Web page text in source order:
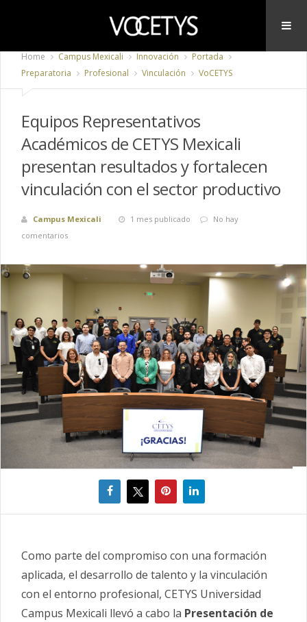
Home Campus Mexicali Innovación
Portada
Preparatoria
Profesional Vinculación VoCETYS
Equipos Representativos
Académicos de CETYS Mexicali
presentan resultados y fortalecen
vinculación con el sector productivo
Campus Mexicali 1 mes publicado
No hay
comentarios
Como parte del compromiso con una formación
aplicada, el desarrollo de talento y la vinculación
con el entorno profesional, CETYS Universidad
Campus Mexicali llevó a cabo la Presentación de